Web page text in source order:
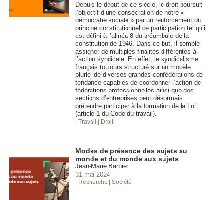
Depuis le début de ce siècle, le droit poursuit
l’objectif d’une consécration de notre «
démocratie sociale » par un renforcement du
principe constitutionnel de participation tel qu’il
est défini à l’alinéa 8 du préambule de la
constitution de 1946. Dans ce but, il semble
assigner de multiples finalités différentes à
l’action syndicale. En effet, le syndicalisme
français toujours structuré sur un modèle
pluriel de diverses grandes confédérations de
tendance capables de coordonner l’action de
fédérations professionnelles ainsi que des
sections d’entreprises peut désormais
prétendre participer à la formation de la Loi
(article 1 du Code du travail).
| Travail | Droit
Modes de présence des sujets au
monde et du monde aux sujets
Jean-Marie Barbier
31 mai 2024
| Recherche | Société